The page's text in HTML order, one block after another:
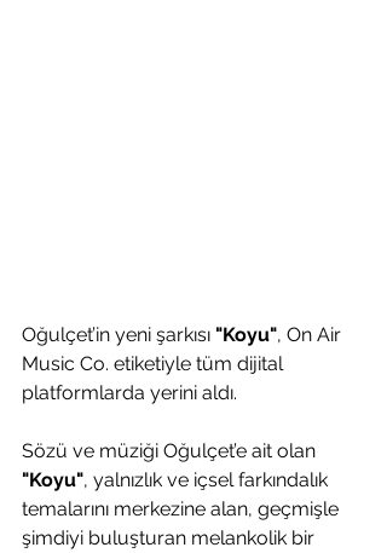
Oğulçet’in yeni şarkısı "Koyu", On Air
Music Co. etiketiyle tüm dijital
platformlarda yerini aldı.
Sözü ve müziği Oğulçet’e ait olan
"Koyu", yalnızlık ve içsel farkındalık
temalarını merkezine alan, geçmişle
şimdiyi buluşturan melankolik bir